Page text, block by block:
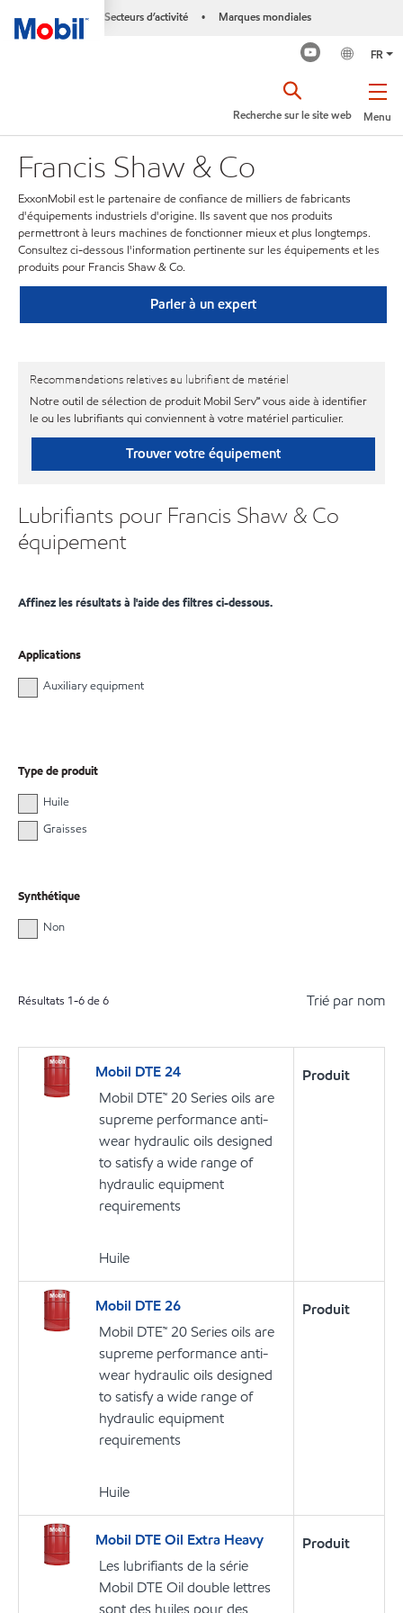
Secteurs d’activité • Marques mondiales
FR
Menu
Recherche sur le site web
Francis Shaw & Co
ExxonMobil est le partenaire de confiance de milliers de fabricants
d'équipements industriels d'origine. Ils savent que nos produits
permettront à leurs machines de fonctionner mieux et plus longtemps.
Consultez ci-dessous l'information pertinente sur les équipements et les
produits pour Francis Shaw & Co.
Parler à un expert
Recommandations relatives au lubrifiant de matériel
Notre outil de sélection de produit Mobil Serv℠ vous aide à identifier
le ou les lubrifiants qui conviennent à votre matériel particulier.
Trouver votre équipement
Lubrifiants pour Francis Shaw & Co
équipement
Affinez les résultats à l'aide des filtres ci-dessous.
Applications
Auxiliary equipment
Type de produit
Huile
Graisses
Synthétique
Non
Résultats 1-6de6 Trié par nom
Mobil DTE 24
Mobil DTE™ 20 Series oils are
supreme performance anti-
wear hydraulic oils designed
to satisfy a wide range of
hydraulic equipment
requirements
Huile
Produit
Mobil DTE 26
Mobil DTE™ 20 Series oils are
supreme performance anti-
wear hydraulic oils designed
to satisfy a wide range of
hydraulic equipment
requirements
Huile
Produit
Mobil DTE Oil Extra Heavy
Les lubrifiants de la série
Mobil DTE Oil double lettres
sont des huiles pour des
Produit